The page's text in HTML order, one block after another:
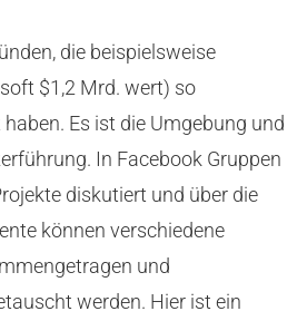
die beispielsweise
$1,2 Mrd. wert) so
Es ist die Umgebung und
In Facebook Gruppen
diskutiert und über die
können verschiedene
und
werden. Hier ist ein